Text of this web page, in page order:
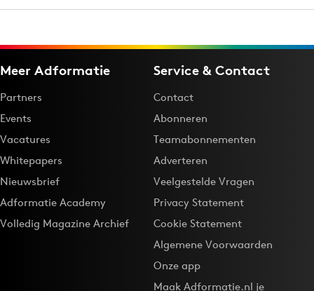
Meer Adformatie
Partners
Events
Vacatures
Whitepapers
Nieuwsbrief
Adformatie Academy
Volledig Magazine Archief
Service & Contact
Contact
Abonneren
Teamabonnementen
Adverteren
Veelgestelde Vragen
Privacy Statement
Cookie Statement
Algemene Voorwaarden
Onze app
Maak Adformatie.nl je